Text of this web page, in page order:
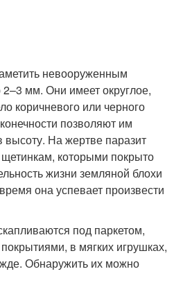
невооруженным
2–3 мм. Они имеет округлое,
коричневого или черного
позволяют им
На жертве паразит
которыми покрыто
жизни земляной блохи
она успевает произвести
под паркетом,
в мягких игрушках,
Обнаружить их можно